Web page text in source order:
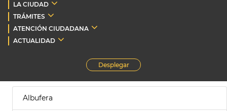
LA CIUDAD
TRÁMITES
ATENCIÓN CIUDADANA
ACTUALIDAD
Desplegar
Albufera